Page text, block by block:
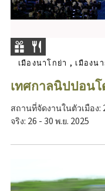
เมืองนาโกย่า , เมืองน
เทศกาลนิปปอนโ
สถานที่จัดงานในตัวเมือง:
จริง: 26 - 30 พ.ย. 2025